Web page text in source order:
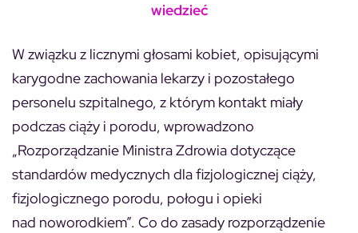
wiedzieć
W związku z licznymi głosami kobiet, opisującymi
karygodne zachowania lekarzy i pozostałego
personelu szpitalnego, z którym kontakt miały
podczas ciąży i porodu, wprowadzono
„Rozporządzanie Ministra Zdrowia dotyczące
standardów medycznych dla fizjologicznej ciąży,
fizjologicznego porodu, połogu i opieki
nad noworodkiem”. Co do zasady rozporządzenie